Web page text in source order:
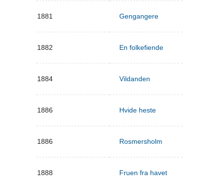
1881 Gengangere
1882 En folkefiende
1884 Vildanden
1886 Hvide heste
1886 Rosmersholm
1888 Fruen fra havet